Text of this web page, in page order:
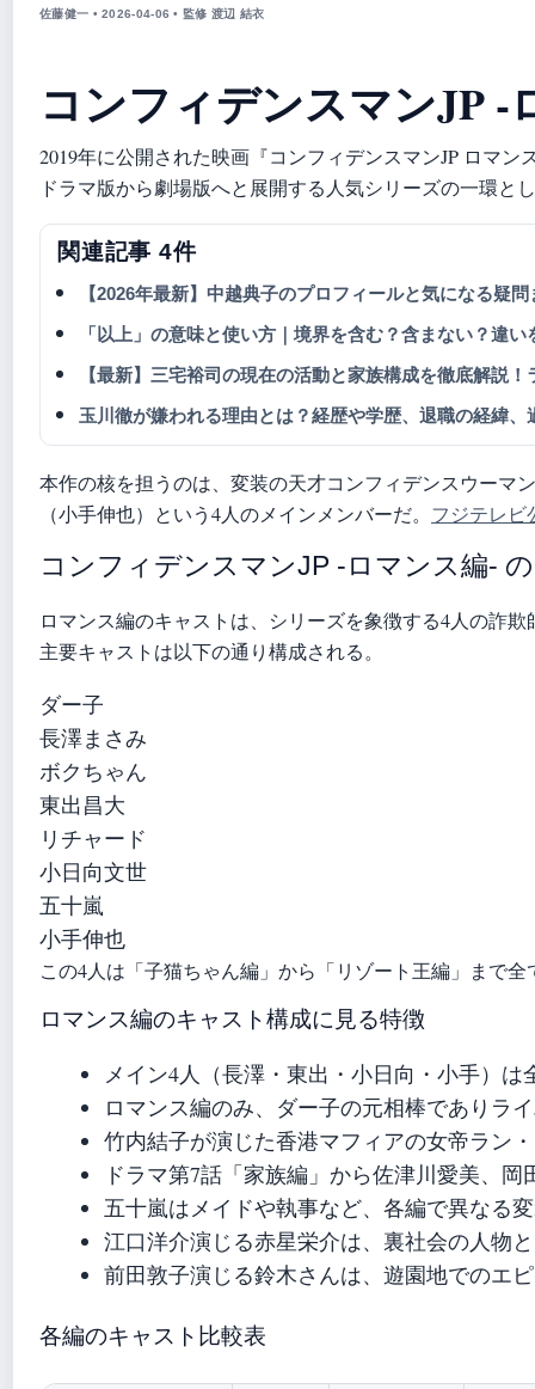
佐藤健一 • 2026-04-06 • 監修 渡辺 結衣
コンフィデンスマンJP
2019年に公開された映画『コンフィデンスマンJP ロマ
ドラマ版から劇場版へと展開する人気シリーズの一環
関連記事 4件
【2026年最新】中越典子のプロフィールと気になる疑
「以上」の意味と使い方｜境界を含む？含まない？違い
【最新】三宅裕司の現在の活動と家族構成を徹底解説
玉川徹が嫌われる理由とは？経歴や学歴、退職の経緯
本作の核を担うのは、変装の天才コンフィデンスウーマ
（小手伸也）という4人のメインメンバーだ。 フジテレビ
コンフィデンスマンJP -ロマンス編-
ロマンス編のキャストは、シリーズを象徴する4人の詐
主要キャストは以下の通り構成される。
ダー子
長澤まさみ
ボクちゃん
東出昌大
リチャード
小日向文世
五十嵐
小手伸也
この4人は「子猫ちゃん編」から「リゾート王編」まで
ロマンス編のキャスト構成に見る特徴
メイン4人（長澤・東出・小日向・小手）
ロマンス編のみ、ダー子の元相棒でありラ
竹内結子が演じた香港マフィアの女帝ラン
ドラマ第7話「家族編」から佐津川愛美、
五十嵐はメイドや執事など、各編で異なる
江口洋介演じる赤星栄介は、裏社会の人物
前田敦子演じる鈴木さんは、遊園地でのエ
各編のキャスト比較表